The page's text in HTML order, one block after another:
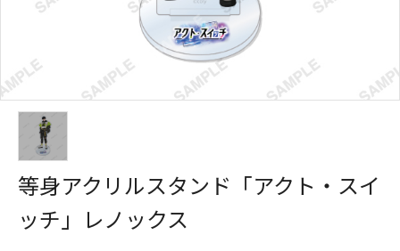
等身アクリルスタンド「アクト・スイ
ッチ」レノックス